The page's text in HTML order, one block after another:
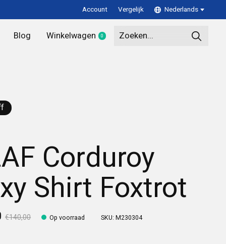
Account Vergelijk Nederlands
Blog Winkelwagen 0items
Corduroy
Shirt Foxtrot
€140,00 Op voorraad SKU: M230304